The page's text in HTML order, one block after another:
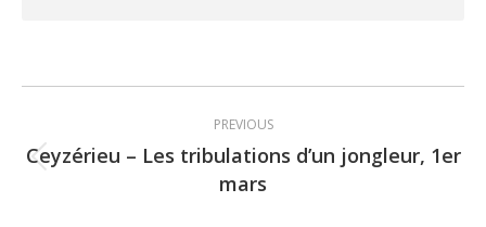
navigation
PREVIOUS
Previous
post:
Ceyzérieu – Les tribulations d’un jongleur, 1er
mars